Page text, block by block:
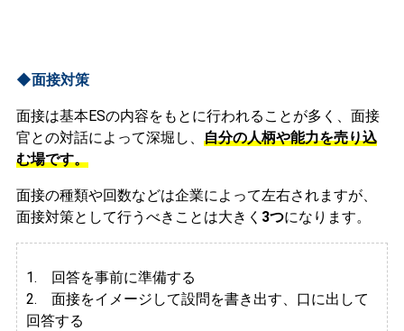
◆面接対策
面接は基本ESの内容をもとに行われることが多く、面接
官との対話によって深堀し、 自分の人柄や能力を売り込
む場です。
面接の種類や回数などは企業によって左右されますが、
面接対策として行うべきことは大きく 3つになります。
1. 回答を事前に準備する
2. 面接をイメージして設問を書き出す、口に出して
回答する